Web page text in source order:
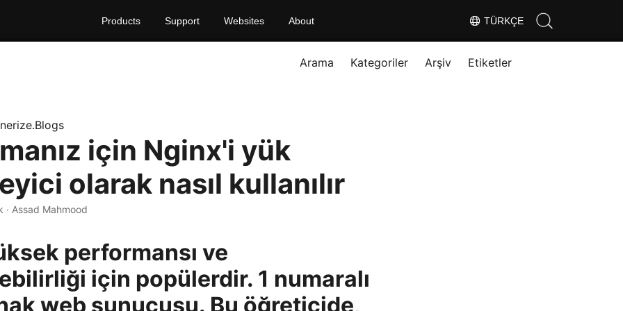
TÜRKÇE
Products Support Websites About
Arama Kategoriler Arşiv Etiketler
için Nginx'i yük
olarak nasıl kullanılır
· Assad Mahmood
performansı ve
için popülerdir. 1 numaralı
web sunucusu. Bu öğreticide,